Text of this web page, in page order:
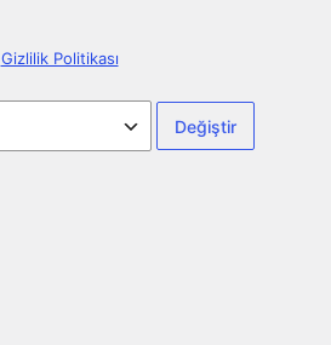
Gizlilik Politikası